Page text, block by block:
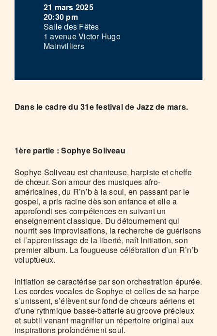
21 mars 2025
20:30 pm
Salle des Fêtes
1 avenue Victor Hugo
Mainvilliers
Dans le cadre du 31e festival de Jazz de mars.
1ère partie : Sophye Soliveau
Sophye Soliveau est chanteuse, harpiste et cheffe
de chœur. Son amour des musiques afro-
américaines, du R’n’b à la soul, en passant par le
gospel, a pris racine dès son enfance et elle a
approfondi ses compétences en suivant un
enseignement classique. Du détournement qui
nourrit ses improvisations, la recherche de guérisons
et l’apprentissage de la liberté, naît Initiation, son
premier album. La fougueuse célébration d’un R’n’b
voluptueux.
Initiation se caractérise par son orchestration épurée.
Les cordes vocales de Sophye et celles de sa harpe
s’unissent, s’élèvent sur fond de chœurs aériens et
d’une rythmique basse-batterie au groove précieux
et subtil venant magnifier un répertoire original aux
inspirations profondément soul.